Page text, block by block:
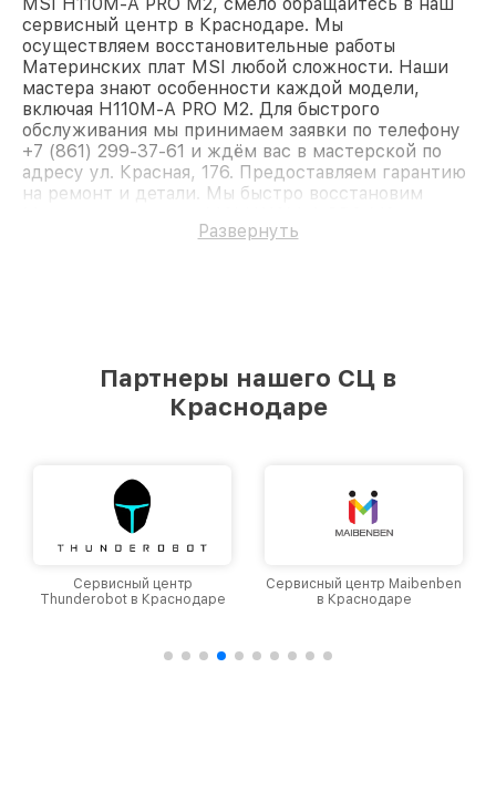
MSI H110M-A PRO M2, смело обращайтесь в наш
сервисный центр в Краснодаре. Мы
осуществляем восстановительные работы
Материнских плат MSI любой сложности. Наши
мастера знают особенности каждой модели,
включая H110M-A PRO M2. Для быстрого
обслуживания мы принимаем заявки по телефону
+7 (861) 299-37-61 и ждём вас в мастерской по
адресу ул. Красная, 176. Предоставляем гарантию
на ремонт и детали. Мы быстро восстановим
Развернуть
Партнеры нашего СЦ в
Краснодаре
Сервисный центр
Thunderobot в Краснодаре
Сервисный центр Maibenben
в Краснодаре